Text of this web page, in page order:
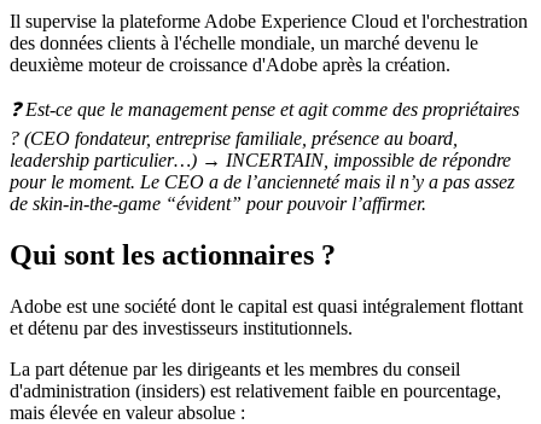
Il supervise la plateforme Adobe Experience Cloud et l'orchestration
des données clients à l'échelle mondiale, un marché devenu le
deuxième moteur de croissance d'Adobe après la création.
❓ Est-ce que le management pense et agit comme des propriétaires
? (CEO fondateur, entreprise familiale, présence au board,
leadership particulier…) → INCERTAIN, impossible de répondre
pour le moment. Le CEO a de l’ancienneté mais il n’y a pas assez
de skin-in-the-game “évident” pour pouvoir l’affirmer.
Qui sont les actionnaires ?
Adobe est une société dont le capital est quasi intégralement flottant
et détenu par des investisseurs institutionnels.
La part détenue par les dirigeants et les membres du conseil
d'administration (insiders) est relativement faible en pourcentage,
mais élevée en valeur absolue :